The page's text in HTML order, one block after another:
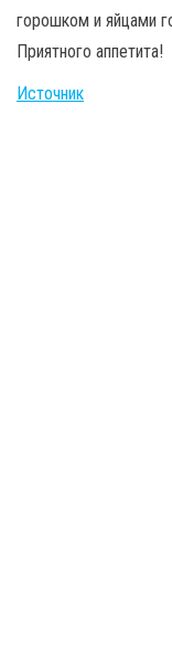
горошком и яйцами
Приятного аппетита!
Источник